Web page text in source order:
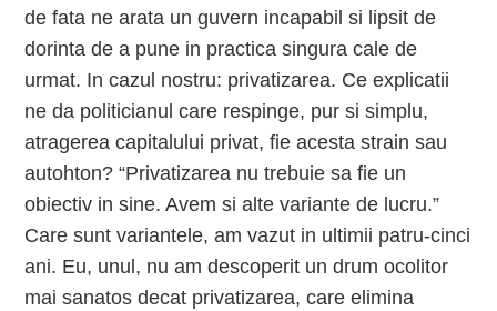
de fata ne arata un guvern incapabil si lipsit de
dorinta de a pune in practica singura cale de
urmat. In cazul nostru: privatizarea. Ce explicatii
ne da politicianul care respinge, pur si simplu,
atragerea capitalului privat, fie acesta strain sau
autohton? “Privatizarea nu trebuie sa fie un
obiectiv in sine. Avem si alte variante de lucru.”
Care sunt variantele, am vazut in ultimii patru-cinci
ani. Eu, unul, nu am descoperit un drum ocolitor
mai sanatos decat privatizarea, care elimina